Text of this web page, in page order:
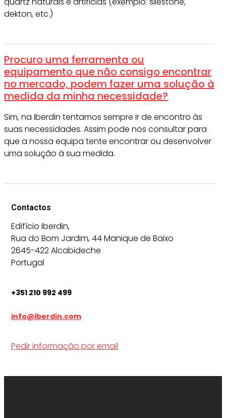
dekton, etc.)
Procuro uma ferramenta ou
equipamento que não consigo encontrar
no mercado, podem fazer uma solução à
medida da minha necessidade?
Sim, na Iberdin tentamos sempre ir de encontro às
suas necessidades. Assim pode nos consultar para
que a nossa equipa tente encontrar ou desenvolver
uma solução à sua medida.
Contactos
Edifício Iberdin,
Rua do Bom Jardim, 44 Manique de Baixo
2645-422 Alcabideche
Portugal
+351 210 992 499
info@iberdin.com
Pedir informação por email